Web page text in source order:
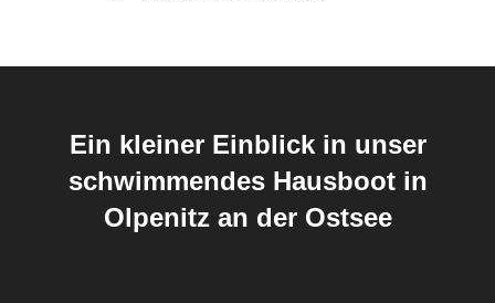
Ein kleiner Einblick in unser
schwimmendes Hausboot in
Olpenitz an der Ostsee